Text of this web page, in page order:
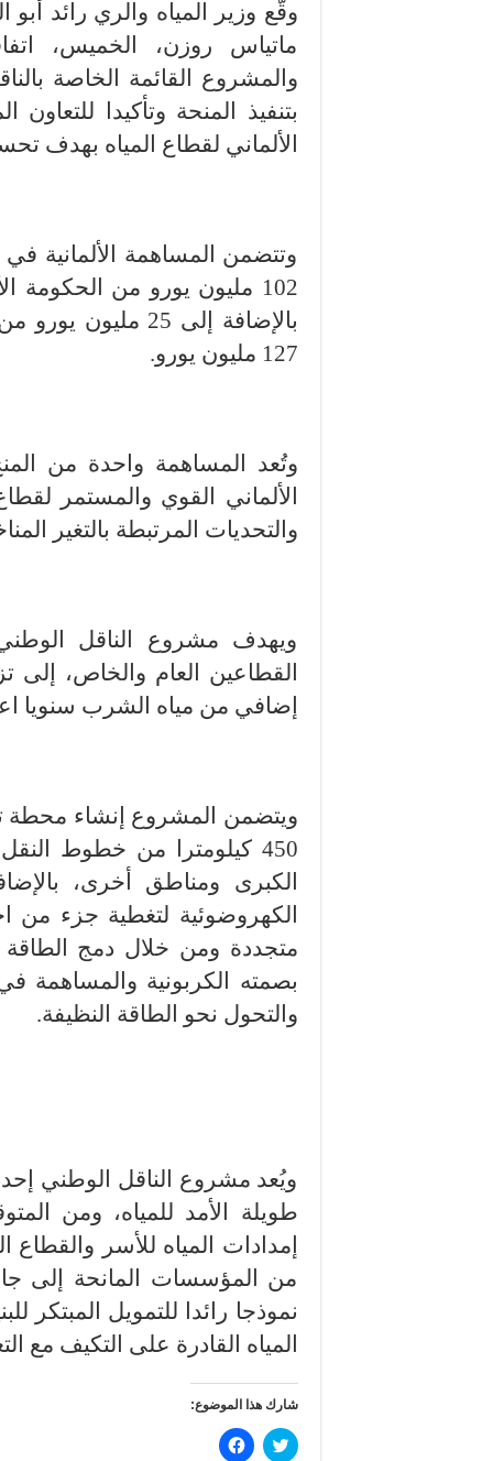
وقّع وزير المياه والري رائد
ماتياس روزن، الخميس،
والمشروع القائمة الخاصة
بتنفيذ المنحة وتأكيدا
الألماني لقطاع المياه بهدف
وتتضمن المساهمة الألمانية
102 مليون يورو من الحكومة
بالإضافة إلى 25
127 مليون يورو.
وتُعد المساهمة واحدة من
الألماني القوي والمستمر
والتحديات المرتبطة بالتغير
ويهدف مشروع الناقل
إضافي من مياه الشرب سنويا
ويتضمن المشروع إنشاء محطة
450 كيلومترا من خطوط
الكبرى ومناطق أخرى،
الكهروضوئية لتغطية جزء من
متجددة ومن خلال دمج
بصمته الكربونية والمساهمة
والتحول نحو الطاقة النظيفة.
ويُعد مشروع الناقل الوطني
طويلة الأمد للمياه، ومن
إمدادات المياه للأسر
من المؤسسات المانحة إلى
نموذجا رائدا للتمويل المبتكر
المياه القادرة على التكيف مع
شارك هذا الموضوع:
ا
ض
ا
ن